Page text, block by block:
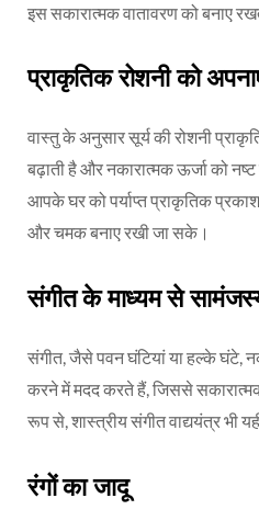
इस सकारात्मक वातावरण को बनाए
प्राकृतिक रोशनी को
वास्तु के अनुसार सूर्य की रोशनी
बढ़ाती है और नकारात्मक ऊर्जा को
आपके घर को पर्याप्त प्राकृतिक
और चमक बनाए रखी जा सके।
संगीत के माध्यम से
संगीत, जैसे पवन घंटियां या हल्के घंटे,
करने में मदद करते हैं, जिससे
रूप से, शास्त्रीय संगीत वाद्ययंत्र भी
रंगों का जादू